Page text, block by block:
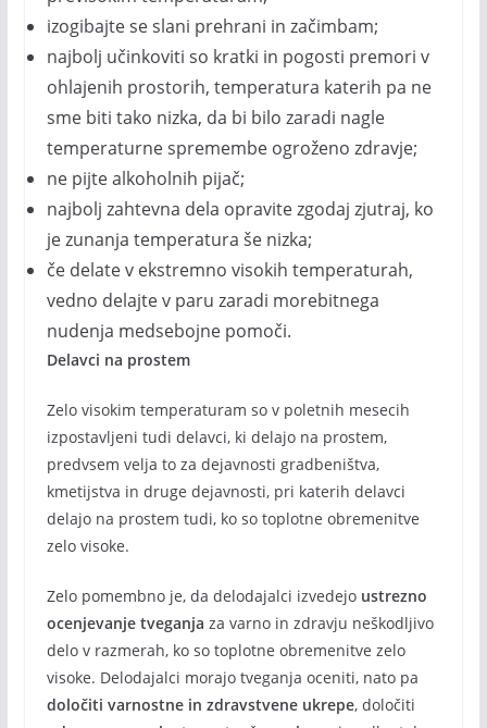
izogibajte se slani prehrani in začimbam;
najbolj učinkoviti so kratki in pogosti premori v
ohlajenih prostorih, temperatura katerih pa ne
sme biti tako nizka, da bi bilo zaradi nagle
temperaturne spremembe ogroženo zdravje;
ne pijte alkoholnih pijač;
najbolj zahtevna dela opravite zgodaj zjutraj, ko
je zunanja temperatura še nizka;
če delate v ekstremno visokih temperaturah,
vedno delajte v paru zaradi morebitnega
nudenja medsebojne pomoči.
Delavci na prostem
Zelo visokim temperaturam so v poletnih mesecih
izpostavljeni tudi delavci, ki delajo na prostem,
predvsem velja to za dejavnosti gradbeništva,
kmetijstva in druge dejavnosti, pri katerih delavci
delajo na prostem tudi, ko so toplotne obremenitve
zelo visoke.
Zelo pomembno je, da delodajalci izvedejo ustrezno
ocenjevanje tveganja za varno in zdravju neškodljivo
delo v razmerah, ko so toplotne obremenitve zelo
visoke. Delodajalci morajo tveganja oceniti, nato pa
določiti varnostne in zdravstvene ukrepe, določiti